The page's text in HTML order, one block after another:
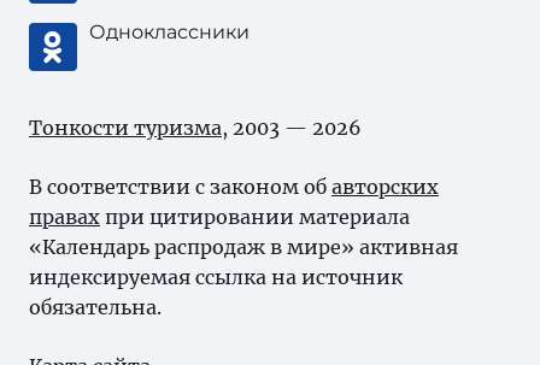
Одноклассники
Тонкости туризма, 2003 — 2026
В соответствии с законом об авторских
правах при цитировании материала
«Календарь распродаж в мире» активная
индексируемая ссылка на источник
обязательна.